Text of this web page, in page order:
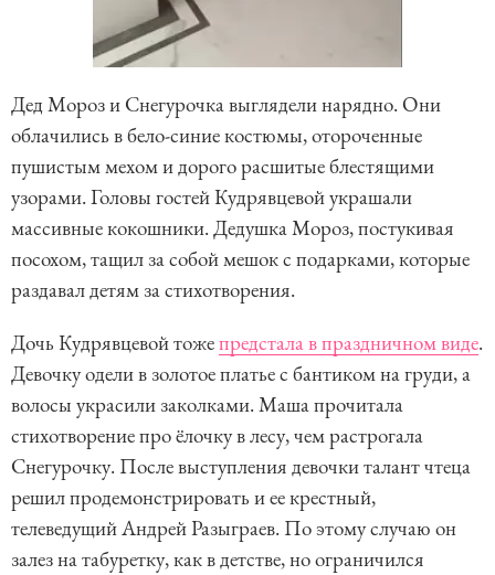
Дед Мороз и Снегурочка выглядели нарядно. Они
облачились в бело-синие костюмы, отороченные
пушистым мехом и дорого расшитые блестящими
узорами. Головы гостей Кудрявцевой украшали
массивные кокошники. Дедушка Мороз, постукивая
посохом, тащил за собой мешок с подарками, которые
раздавал детям за стихотворения.
Дочь Кудрявцевой тожепредстала в праздничном виде.
Девочку одели в золотое платье с бантиком на груди, а
волосы украсили заколками. Маша прочитала
стихотворение про ёлочку в лесу, чем растрогала
Снегурочку. После выступления девочки талант чтеца
решил продемонстрировать и ее крестный,
телеведущий Андрей Разыграев. По этому случаю он
залез на табуретку, как в детстве, но ограничился